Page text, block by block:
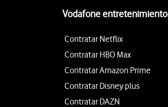
Vodafone entretenimiento
Contratar Netflix
Contratar HBO Max
Contratar Amazon Prime
Contratar Disney plus
Contratar DAZN